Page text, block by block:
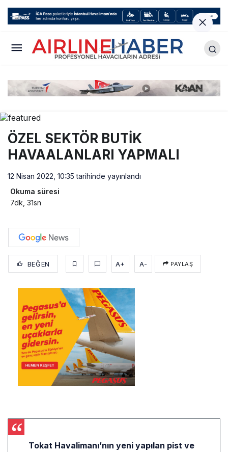
ÖZEL SEKTÖR BUTİK
HAVAALANLARI YAPMALI
12 Nisan 2022, 10:35 tarihinde yayınlandı
Okuma süresi
7dk, 31sn
BEĞEN A+ A- PAYLAŞ
Tokat Havalimanı’nın yeni yapılan pist ve